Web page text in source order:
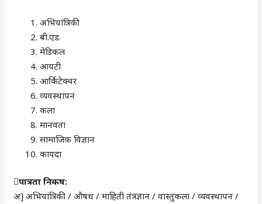
अभियांत्रिकी
बी.एड.
मेडिकल
आयटी
आर्किटेक्चर
व्यवस्थापन
कला
मानवता
सामाजिक विज्ञान
कायदा
पात्रता निकष:
अ] अभियांत्रिकी / औषध / माहिती तंत्रज्ञान / वास्तुकला / व्यवस्थापन /